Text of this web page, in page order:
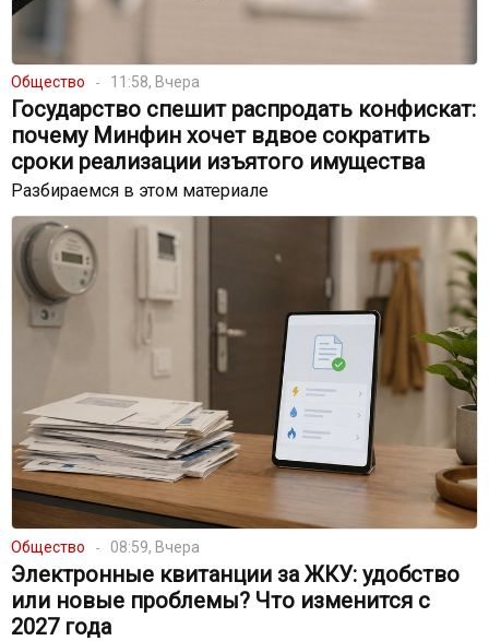
Общество 11:58, Вчера
Государство спешит распродать конфискат:
почему Минфин хочет вдвое сократить
сроки реализации изъятого имущества
Разбираемся в этом материале
Общество 08:59, Вчера
Электронные квитанции за ЖКУ: удобство
или новые проблемы? Что изменится с
2027 года